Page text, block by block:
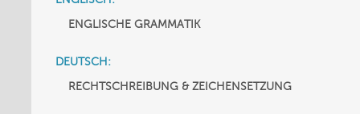
ENGLISCHE GRAMMATIK
DEUTSCH:
RECHTSCHREIBUNG & ZEICHENSETZUNG